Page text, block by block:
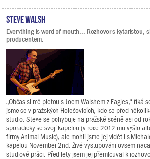
Steve Walsh
Everything is word of mouth... Rozhovor s kytaristou,
producentem.
„Občas si mě pletou s Joem Walshem z Eagles,“ říká
jsme se v pražských Holešovicích, kde se před
studio. Steve se pohybuje na pražské scéně asi od
sporadicky se svojí kapelou (v roce 2012 mu vyšlo
firmy Animal Music), ale mohli jsme jej vidět i s
kapelou November 2nd. Živé vystupování ovšem
studiové práci. Před lety jsem jej přemlouval k